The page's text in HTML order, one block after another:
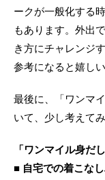
ークが一般化する
もあります。外出
き方にチャレンジ
参考になると嬉しい
最後に、「ワンマ
いて、少し考えて
「ワンマイル身だ
■ 自宅での着こな